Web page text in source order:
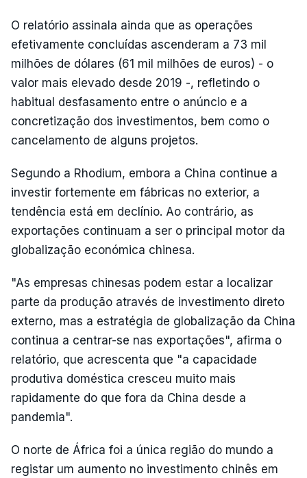
O relatório assinala ainda que as operações
efetivamente concluídas ascenderam a 73 mil
milhões de dólares (61 mil milhões de euros) - o
valor mais elevado desde 2019 -, refletindo o
habitual desfasamento entre o anúncio e a
concretização dos investimentos, bem como o
cancelamento de alguns projetos.
Segundo a Rhodium, embora a China continue a
investir fortemente em fábricas no exterior, a
tendência está em declínio. Ao contrário, as
exportações continuam a ser o principal motor da
globalização económica chinesa.
"As empresas chinesas podem estar a localizar
parte da produção através de investimento direto
externo, mas a estratégia de globalização da China
continua a centrar-se nas exportações", afirma o
relatório, que acrescenta que "a capacidade
produtiva doméstica cresceu muito mais
rapidamente do que fora da China desde a
pandemia".
O norte de África foi a única região do mundo a
registar um aumento no investimento chinês em